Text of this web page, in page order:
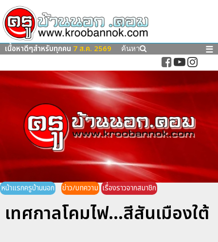
เนื้อหาดีๆสำหรับทุกคน 7 ส.ค. 2569 ค้นหา ☰
หน้าแรกครูบ้านนอก ข่าว/บทความ เรื่องราวจากสมาชิก
เทศกาลโคมไฟ...สีสันเมืองใต้